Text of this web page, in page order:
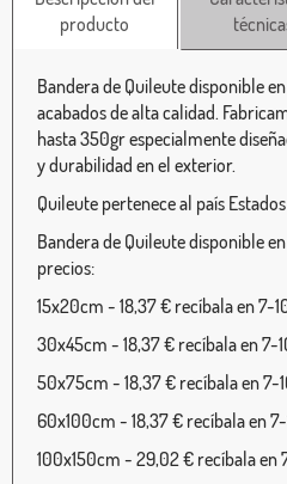
producto
Bandera de Quileute disponible
acabados de alta calidad.
hasta 350gr especialmente
y durabilidad en el exterior.
Quileute pertenece al país
Bandera de Quileute disponible
precios:
15x20cm - 18,37 € recíbala en 7-
30x45cm - 18,37 € recíbala en 7-
50x75cm - 18,37 € recíbala en 7-
60x100cm - 18,37 € recíbala en
100x150cm - 29,02 € recíbala en